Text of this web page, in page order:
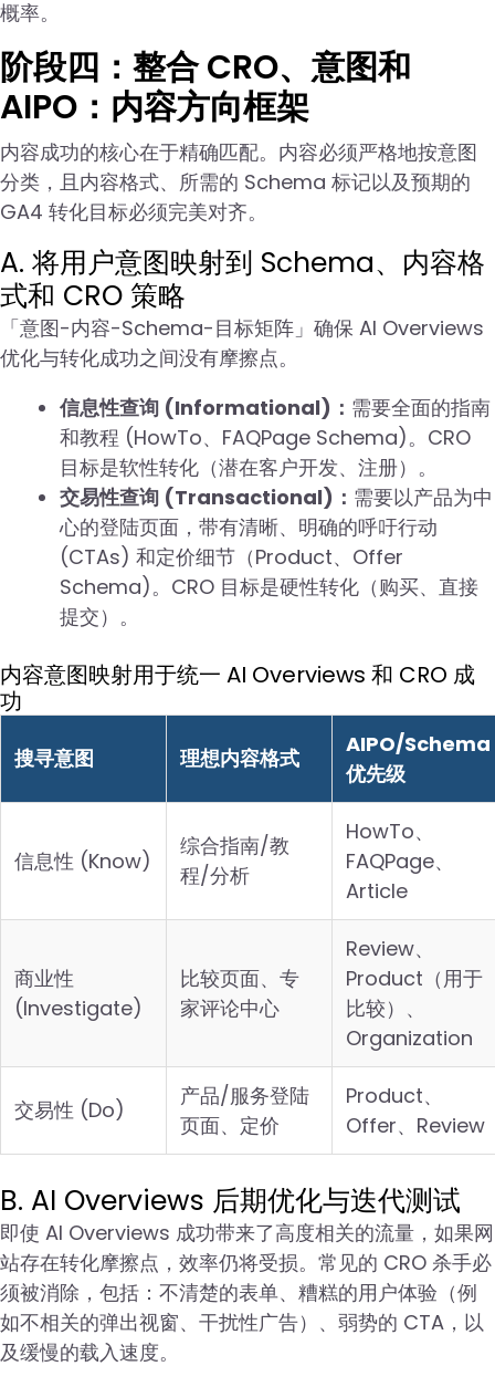
概率。
阶段四：整合 CRO、意图和
AIPO：内容方向框架
内容成功的核心在于精确匹配。内容必须严格地按意图
分类，且内容格式、所需的 Schema 标记以及预期的
GA4 转化目标必须完美对齐。
A. 将用户意图映射到 Schema、内容格
式和 CRO 策略
「意图-内容-Schema-目标矩阵」确保 AI Overviews
优化与转化成功之间没有摩擦点。
信息性查询 (Informational)： 需要全面的指南
和教程 (HowTo、FAQPage Schema)。CRO
目标是软性转化（潜在客户开发、注册）。
交易性查询 (Transactional)： 需要以产品为中
心的登陆页面，带有清晰、明确的呼吁行动
(CTAs) 和定价细节（Product、Offer
Schema)。CRO 目标是硬性转化（购买、直接
提交）。
内容意图映射用于统一 AI Overviews 和 CRO 成
功
搜寻意图 理想内容格式
AIPO/Schema
优先级
信息性 (Know)
综合指南/教
程/分析
HowTo、
FAQPage、
Article
商业性
(Investigate)
比较页面、专
家评论中心
Review、
Product（用于
比较）、
Organization
交易性 (Do)
产品/服务登陆
页面、定价
Product、
Offer、Review
B. AI Overviews 后期优化与迭代测试
即使 AI Overviews 成功带来了高度相关的流量，如果网
站存在转化摩擦点，效率仍将受损。常见的 CRO 杀手必
须被消除，包括：不清楚的表单、糟糕的用户体验（例
如不相关的弹出视窗、干扰性广告）、弱势的 CTA，以
及缓慢的载入速度。